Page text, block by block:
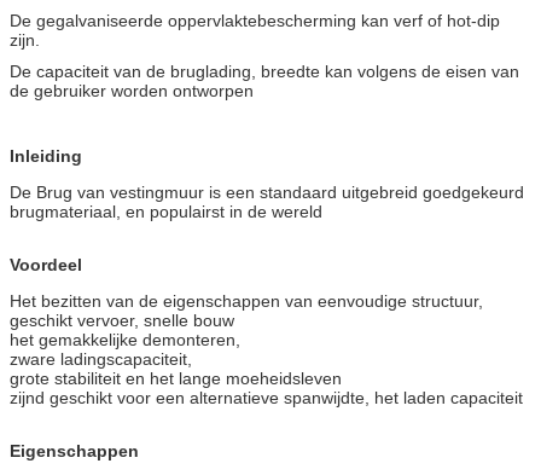
De gegalvaniseerde oppervlaktebescherming kan verf of hot-dip
zijn.
De capaciteit van de bruglading, breedte kan volgens de eisen van
de gebruiker worden ontworpen
Inleiding
De Brug van vestingmuur is een standaard uitgebreid goedgekeurd
brugmateriaal, en populairst in de wereld
Voordeel
Het bezitten van de eigenschappen van eenvoudige structuur,
geschikt vervoer, snelle bouw
het gemakkelijke demonteren,
zware ladingscapaciteit,
grote stabiliteit en het lange moeheidsleven
zijnd geschikt voor een alternatieve spanwijdte, het laden capaciteit
Eigenschappen